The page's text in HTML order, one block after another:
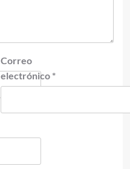
Correo
electrónico *